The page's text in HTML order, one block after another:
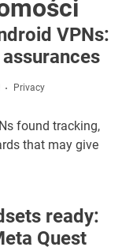
VPNs:
Privacy
found tracking,
that may give
ready:
Quest